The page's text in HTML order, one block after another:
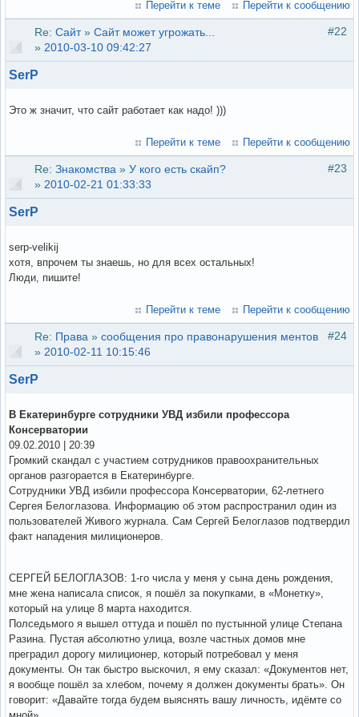
Перейти к теме Перейти к сообщению
#22
Re: Сайт » Сайт может угрожать...
» 2010-03-10 09:42:27
SerP
Это ж значит, что сайт работает как надо! )))
Перейти к теме Перейти к сообщению
#23
Re: Знакомства » У кого есть скайп?
» 2010-02-21 01:33:33
SerP
serp-velikij
хотя, впрочем ты знаешь, но для всех остальных!
Люди, пишите!
Перейти к теме Перейти к сообщению
#24
Re: Права » сообщения про правонарушения ментов
» 2010-02-11 10:15:46
SerP
В Екатеринбурге сотрудники УВД избили профессора
Консерватории
09.02.2010 | 20:39
Громкий скандал с участием сотрудников правоохранительных
органов разгорается в Екатеринбурге.
Сотрудники УВД избили профессора Консерватории, 62-летнего
Сергея Белоглазова. Информацию об этом распространил один из
пользователей Живого журнала. Сам Сергей Белоглазов подтвердил
факт нападения милиционеров.
СЕРГЕЙ БЕЛОГЛАЗОВ: 1-го числа у меня у сына день рождения,
мне жена написала список, я пошёл за покупками, в «Монетку»,
который на улице 8 марта находится.
Полседьмого я вышел оттуда и пошёл по пустынной улице Степана
Разина. Пустая абсолютно улица, возле частных домов мне
преградил дорогу милиционер, который потребовал у меня
документы. Он так быстро выскочил, я ему сказал: «Документов нет,
я вообще пошёл за хлебом, почему я должен документы брать». Он
говорит: «Давайте тогда будем выяснять вашу личность, идёмте со